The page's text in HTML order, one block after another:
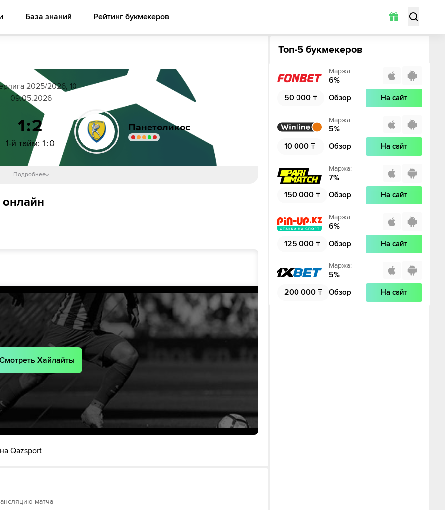
База знаний Рейтинг букмекеров
2025/2026, 10
09.05.2026
1:2
1-й тайм: 1:0
Панетоликос
7´
67´
Юссуф Баджи
Хуан Мануэль Гарсия
77´
86´
Christian Manrique
87´
Андреас Бухалакис
Подробнее
онлайн
Смотреть Хайлайты
Qazsport
матча
Топ-5 букмекеров
50 000 ₸
Маржа:
6%
Обзор На сайт
10 000 ₸
Маржа:
5%
Обзор На сайт
150 000 ₸
Маржа:
7%
Обзор На сайт
125 000 ₸
Маржа:
6%
Обзор На сайт
200 000 ₸
Маржа:
5%
Обзор На сайт